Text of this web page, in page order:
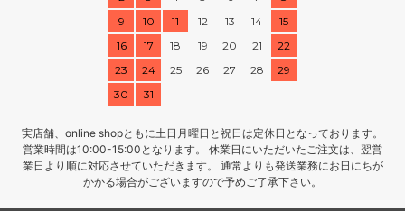
9
10 11 12 13 14
15
16
17 18 19 20 21
22
23
24 25 26 27 28
29
30
31
実店舗、online shopともに土日月曜日と祝日は定休日となっております。
営業時間は10:00-15:00となります。 休業日にいただいたご注文は、翌営
業日より順に対応させていただきます。 通常よりも発送業務にお日にちが
かかる場合がございますので予めご了承下さい。